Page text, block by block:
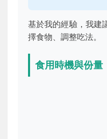
基於我的經驗，我建
擇食物、調整吃法。
食用時機與份量